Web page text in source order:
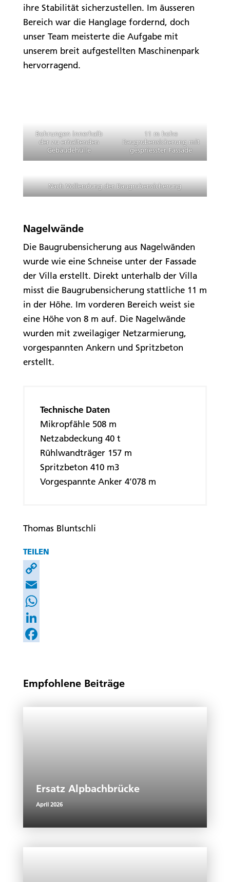
ihre Stabilität sicherzustellen. Im äusseren
Bereich war die Hanglage fordernd, doch
unser Team meisterte die Aufgabe mit
unserem breit aufgestellten Maschinenpark
hervorragend.
Bohrungen innerhalb
der zu erhaltenden
Gebäudehülle
11 m hohe
Baugrubensicherung mit
gespriesster Fassade
Nach Vollendung der Baugrubensicherung
Nagelwände
Die Baugrubensicherung aus Nagelwänden
wurde wie eine Schneise unter der Fassade
der Villa erstellt. Direkt unterhalb der Villa
misst die Baugrubensicherung stattliche 11 m
in der Höhe. Im vorderen Bereich weist sie
eine Höhe von 8 m auf. Die Nagelwände
wurden mit zweilagiger Netzarmierung,
vorgespannten Ankern und Spritzbeton
erstellt.
Technische Daten
Mikropfähle 508 m
Netzabdeckung 40 t
Rühlwandträger 157 m
Spritzbeton 410 m3
Vorgespannte Anker 4’078 m
Thomas Bluntschli
TEILEN
Copy
Link
Email
WhatsApp
LinkedIn
Empfohlene Beiträge
Ersatz Alpbachbrücke
April 2026